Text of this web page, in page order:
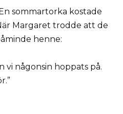
sommartorka kostade
Margaret trodde att de
henne:
vi någonsin hoppats på.